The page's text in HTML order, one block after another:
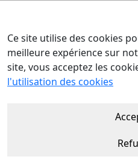
Accueil Nos talents
Ce site utilise des cookies
meilleure expérience sur
site, vous acceptez les
l'utilisation des cookies